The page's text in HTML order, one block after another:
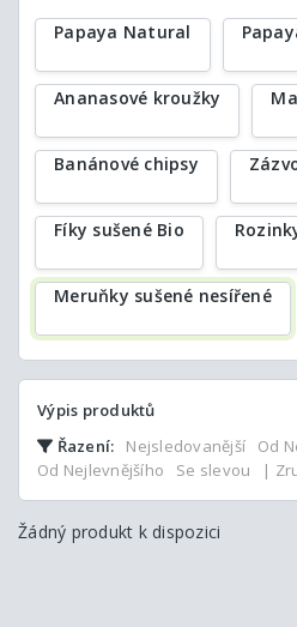
Papaya Natural
Ananasové kroužky
Banánové chipsy
Fíky sušené Bio
Meruňky sušené nesířené
Výpis produktů
Řazení:
Nejsledovanější
Od
Od Nejlevnějšího
Se slevou |
Žádný produkt k dispozici